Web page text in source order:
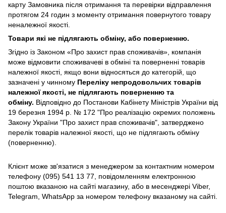
карту Замовника після отримання та перевірки відправлення
протягом 24 годин з моменту отримання повернутого товару
неналежної якості.
Товари які не підлягають обміну, або поверненню.
Згідно із Законом «Про захист прав споживачів» , компанія
може відмовити споживачеві в обміні та поверненні товарів
належної якості, якщо вони відносяться до категорій, що
зазначені у чинному Переліку непродовольчих товарів
належної якості, не підлягають поверненню та
обміну. Відповідно до Постанови Кабінету Міністрів України від
19 березня 1994 р. № 172 "Про реалізацію окремих положень
Закону України "Про захист прав споживачів", затверджено
перелік товарів належної якості, що не підлягають обміну
(поверненню).
Клієнт може зв'язатися з менеджером за контактним номером
телефону (095) 541 13 77, повідомленням електронною
поштою вказаною на сайті магазину, або в месенджері Viber,
Telegram, WhatsApp за номером телефону вказаному на сайті.